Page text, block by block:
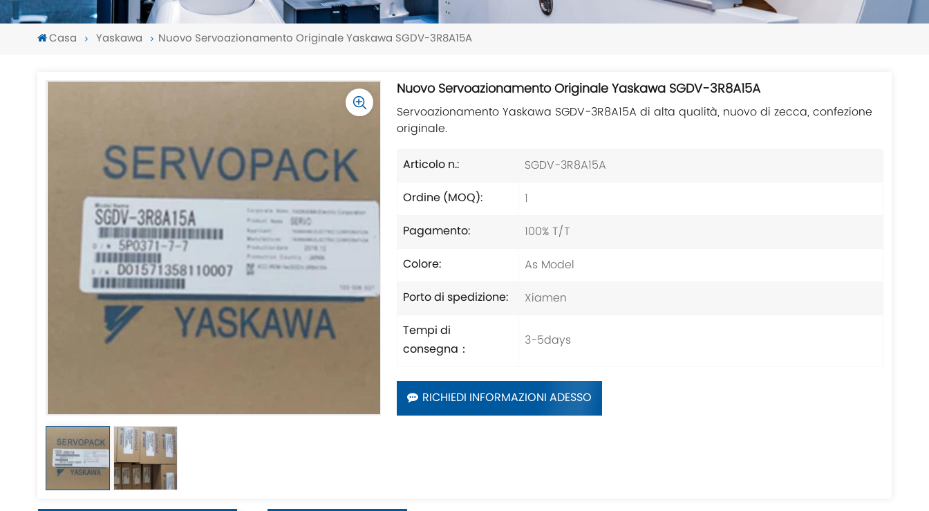
Casa Yaskawa Nuovo Servoazionamento Originale Yaskawa SGDV-3R8A15A
Nuovo Servoazionamento Originale Yaskawa SGDV-3R8A15A
Servoazionamento Yaskawa SGDV-3R8A15A di alta qualità, nuovo di zecca, confezione
originale.
Articolo n.:
SGDV-3R8A15A
Ordine (MOQ):
1
Pagamento:
100% T/T
Colore:
As Model
Porto di spedizione:
Xiamen
Tempi di
consegna：
3-5days
RICHIEDI INFORMAZIONI ADESSO